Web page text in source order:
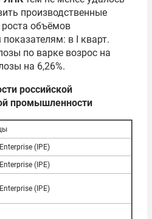
производственные
объёмов
в I кварт.
по варке возрос на
на 6,26%.
российской
промышленности
(IPE)
(IPE)
(IPE)